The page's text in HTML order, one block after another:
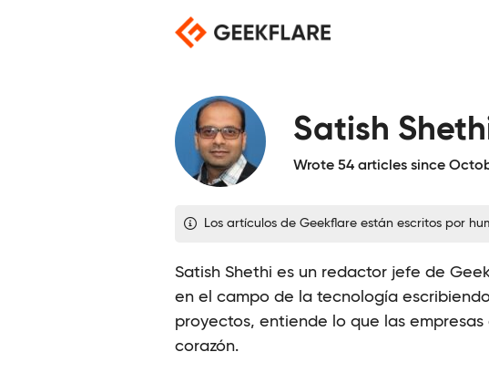
Satish
Wrote 54 articles since
Los artículos de Geekflare están escritos por
Satish Shethi es un redactor jefe de
en el campo de la tecnología
proyectos, entiende lo que las
corazón.